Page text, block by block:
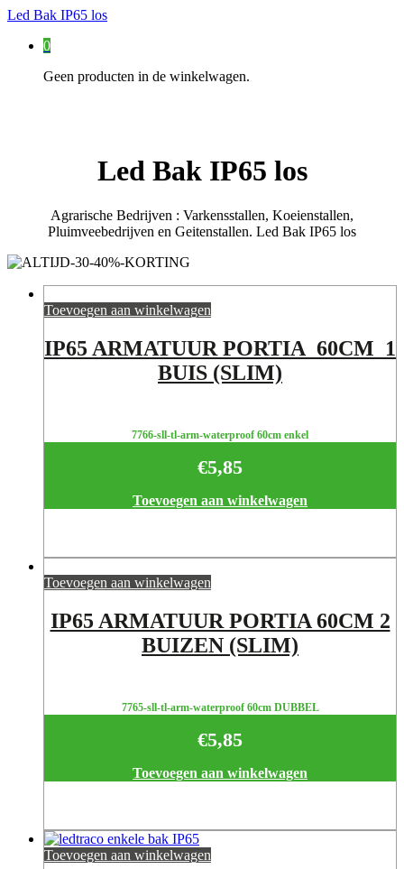
Led Bak IP65 los
0
Geen producten in de winkelwagen.
Led Bak IP65 los
Agrarische Bedrijven : Varkensstallen, Koeienstallen,
Pluimveebedrijven en Geitenstallen. Led Bak IP65 los
Toevoegen aan winkelwagen
IP65 ARMATUUR PORTIA 60CM 1
BUIS (SLIM)
7766-sll-tl-arm-waterproof 60cm enkel
€5,85
Toevoegen aan winkelwagen
Toevoegen aan winkelwagen
IP65 ARMATUUR PORTIA 60CM 2
BUIZEN (SLIM)
7765-sll-tl-arm-waterproof 60cm DUBBEL
€5,85
Toevoegen aan winkelwagen
Toevoegen aan winkelwagen